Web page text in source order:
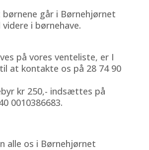
børnene går i Børnehjørnet
i børnehave.
på vores venteliste, er I
at kontakte os på 28 74 90
kr 250,- indsættes på
0010386683.
alle os i Børnehjørnet